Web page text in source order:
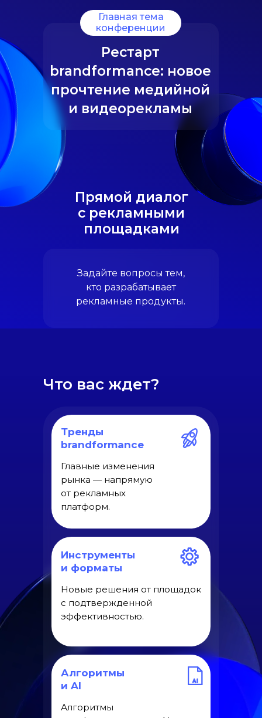
Прямой диалог
с рекламными
площадками
Задайте вопросы тем,
кто разрабатывает
рекламные продукты.
Рестарт
brandformance: новое
прочтение медийной
и видеорекламы
Главная тема
конференции
Алгоритмы
и AI
Алгоритмы
Инструменты
и форматы
Новые решения от площадок
с подтвержденной
эффективностью.
Тренды
brandformance
Главные изменения
рынка — напрямую
от рекламных
платформ.
Что вас ждет?